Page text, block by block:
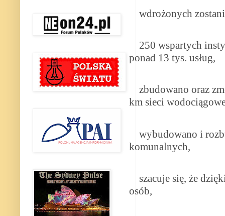
wdrożonych
250 wspartych
ponad 13 tys. usług,
zbudowano oraz
km sieci
wybudowano i
komunalnych,
szacuje się, że
osób,